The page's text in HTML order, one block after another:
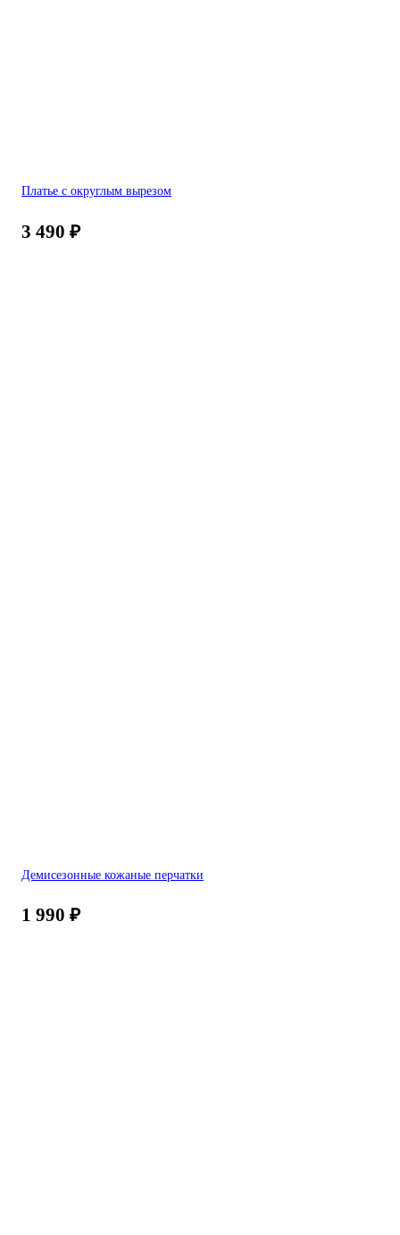
Платье с округлым вырезом
3 490 ₽
Демисезонные кожаные перчатки
1 990 ₽